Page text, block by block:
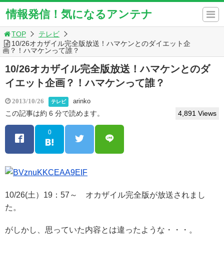
情報発信！気になるアンテナ
TOP
テレビ
10/26オカザイル完全版放送！ハマケンとのダイエット企
画？！ハマケンって誰？
10/26オカザイル完全版放送！ハマケンとのダ
イエット企画？！ハマケンって誰？
2013/10/26 テレビ arinko
この記事は約 6 分で読めます。 4,891 Views
0
10/26(土）19：57～ オカザイル完全版が放送されまし
た。
がしかし、思っていた内容とは違ったような・・・。